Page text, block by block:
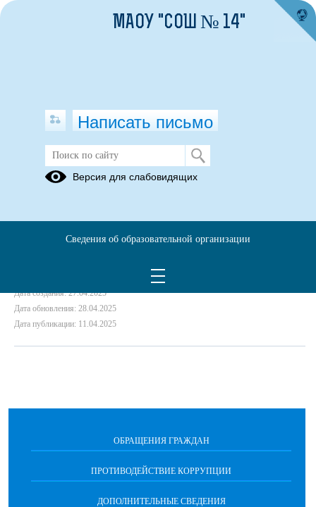
Контроль питания от 11 апреля 2025
года
Протокол (чек-лист) №4 от 11.04.2025г.pdf
(скачать)
Дата создания: 27.04.2025
Дата обновления: 28.04.2025
Дата публикации: 11.04.2025
ОБРАЩЕНИЯ ГРАЖДАН
ПРОТИВОДЕЙСТВИЕ КОРРУПЦИИ
ДОПОЛНИТЕЛЬНЫЕ СВЕДЕНИЯ
МАОУ "СОШ № 14"
Написать письмо
Версия для слабовидящих
Сведения об образовательной организации